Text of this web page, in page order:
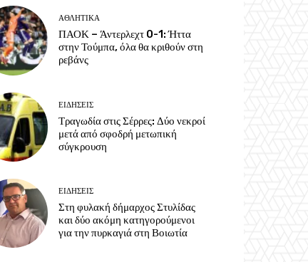
ΑΘΛΗΤΙΚΑ
ΠΑΟΚ – Άντερλεχτ 0-1: Ήττα
στην Τούμπα, όλα θα κριθούν στη
ρεβάνς
ΕΙΔΗΣΕΙΣ
Τραγωδία στις Σέρρες: Δύο νεκροί
μετά από σφοδρή μετωπική
σύγκρουση
ΕΙΔΗΣΕΙΣ
Στη φυλακή δήμαρχος Στυλίδας
και δύο ακόμη κατηγορούμενοι
για την πυρκαγιά στη Βοιωτία